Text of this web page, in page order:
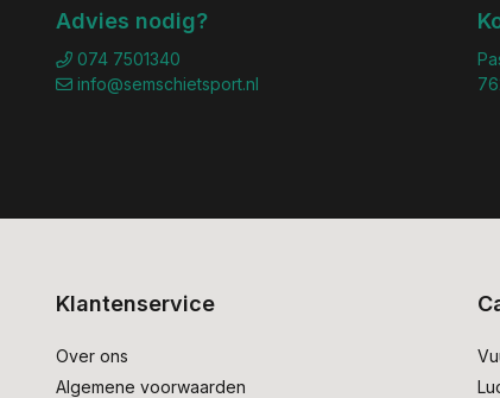
Advies nodig?
074 7501340
info@semschietsport.nl
Klantenservice
Over ons
Algemene voorwaarden